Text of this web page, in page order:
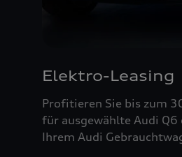
Elektro-Leasing
Profitieren Sie bis zum
für ausgewählte Audi
Ihrem Audi